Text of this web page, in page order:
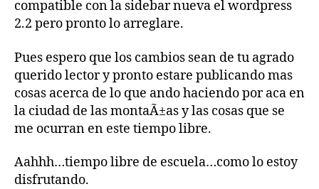
compatible con la sidebar nueva el wordpress
2.2 pero pronto lo arreglare.
Pues espero que los cambios sean de tu agrado
querido lector y pronto estare publicando mas
cosas acerca de lo que ando haciendo por aca en
la ciudad de las montaÃ±as y las cosas que se
me ocurran en este tiempo libre.
Aahhh…tiempo libre de escuela…como lo estoy
disfrutando.